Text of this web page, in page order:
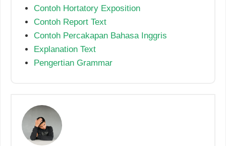
Contoh Hortatory Exposition
Contoh Report Text
Contoh Percakapan Bahasa Inggris
Explanation Text
Pengertian Grammar